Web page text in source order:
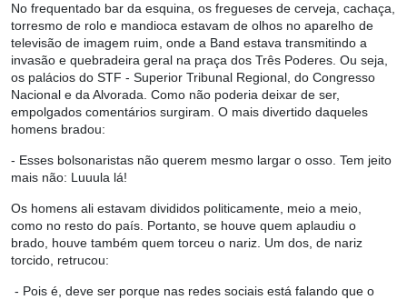
No frequentado bar da esquina, os fregueses de cerveja, cachaça,
torresmo de rolo e mandioca estavam de olhos no aparelho de
televisão de imagem ruim, onde a Band estava transmitindo a
invasão e quebradeira geral na praça dos Três Poderes. Ou seja,
os palácios do STF - Superior Tribunal Regional, do Congresso
Nacional e da Alvorada. Como não poderia deixar de ser,
empolgados comentários surgiram. O mais divertido daqueles
homens bradou:
- Esses bolsonaristas não querem mesmo largar o osso. Tem jeito
mais não: Luuula lá!
Os homens ali estavam divididos politicamente, meio a meio,
como no resto do país. Portanto, se houve quem aplaudiu o
brado, houve também quem torceu o nariz. Um dos, de nariz
torcido, retrucou:
- Pois é, deve ser porque nas redes sociais está falando que o